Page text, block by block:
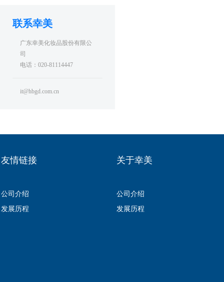
联系幸美
广东幸美化妆品股份有限公
司
电话：020-81114447
it@hbgd.com.cn
友情链接 关于幸美
公司介绍
发展历程
公司介绍
发展历程